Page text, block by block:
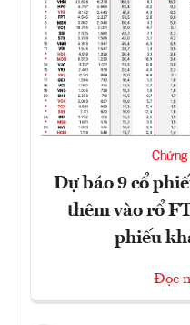
Chứng
Dự báo 9 cổ
thêm vào rổ
phiếu
Đọc